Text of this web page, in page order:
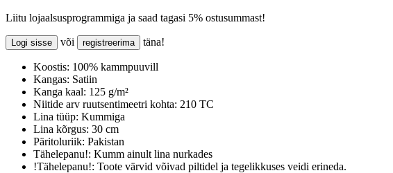
Liitu lojaalsusprogrammiga ja saad tagasi 5% ostusummast!
Logi sisse või registreerima täna!
Koostis: 100% kammpuuvill
Kangas: Satiin
Kanga kaal: 125 g/m²
Niitide arv ruutsentimeetri kohta: 210 TC
Lina tüüp: Kummiga
Lina kõrgus: 30 cm
Päritoluriik: Pakistan
Tähelepanu!: Kumm ainult lina nurkades
!Tähelepanu!: Toote värvid võivad piltidel ja tegelikkuses veidi erineda.